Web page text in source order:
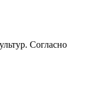
Согласно